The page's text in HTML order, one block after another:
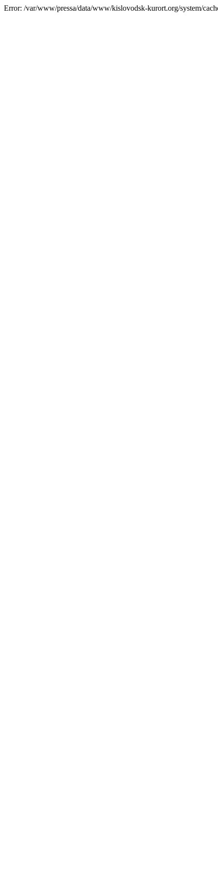
Error: /var/www/pressa/data/www/kislovodsk-kurort.org/system/